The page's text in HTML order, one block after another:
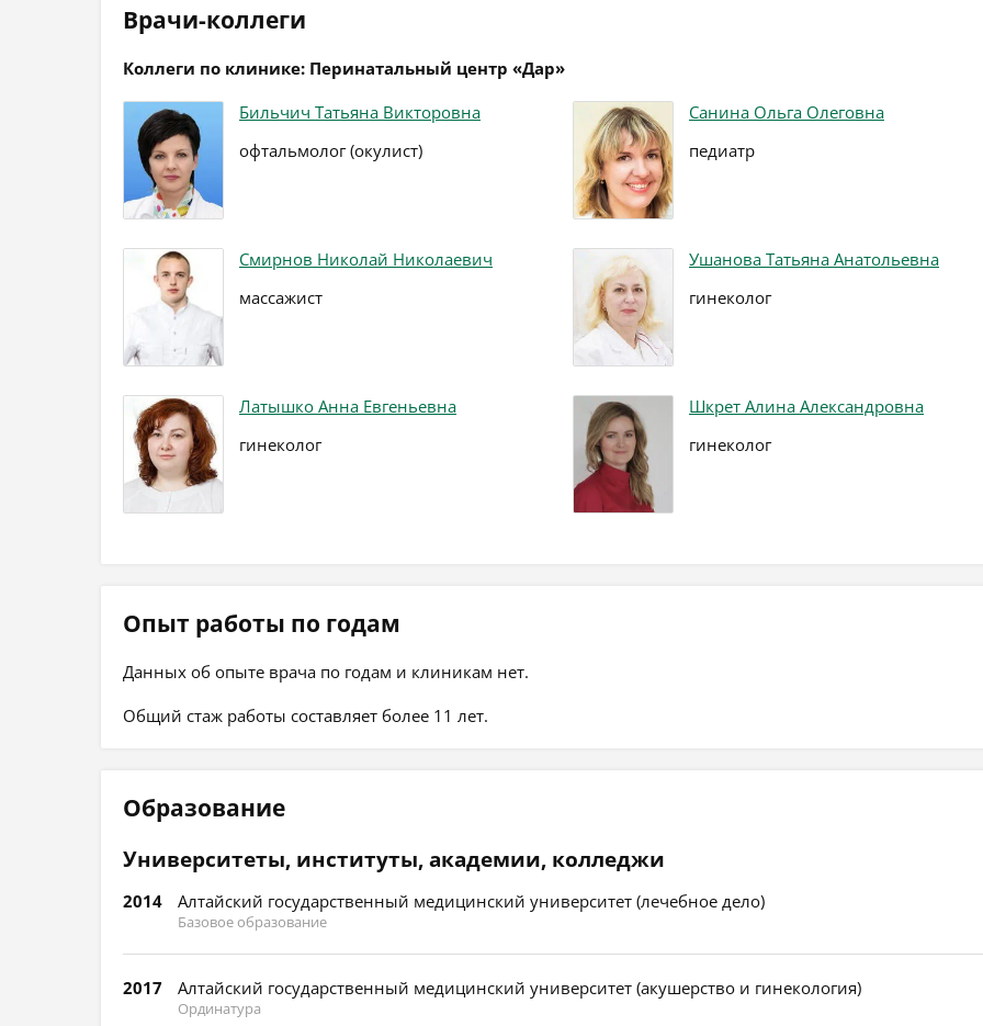
Врачи-коллеги
Коллеги по клинике: Перинатальный центр «Дар»
Бильчич Татьяна Викторовна
офтальмолог (окулист)
Санина Ольга Олеговна
педиатр
Смирнов Николай Николаевич
массажист
Ушанова Татьяна Анатольевна
гинеколог
Латышко Анна Евгеньевна
гинеколог
Шкрет Алина Александровна
гинеколог
Опыт работы по годам
Данных об опыте врача по годам и клиникам нет.
Общий стаж работы составляет более 11 лет.
Образование
Университеты, институты, академии, колледжи
2014 Алтайский государственный медицинский университет (лечебное дело)
Базовое образование
2017 Алтайский государственный медицинский университет (акушерство и гинекология)
Ординатура